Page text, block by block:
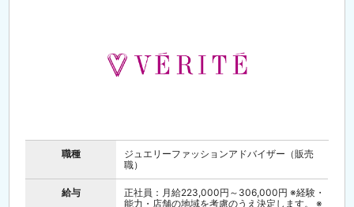
職種
ジュエリーファッションアドバイザー（販売
職）
給与
正社員：月給223,000円～306,000円 ※経験・
能力・店舗の地域を考慮のうえ決定します。 ※